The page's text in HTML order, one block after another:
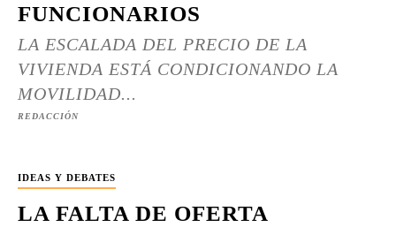
FUNCIONARIOS
LA ESCALADA DEL PRECIO DE LA
VIVIENDA ESTÁ CONDICIONANDO LA
MOVILIDAD...
REDACCIÓN
IDEAS Y DEBATES
LA FALTA DE OFERTA